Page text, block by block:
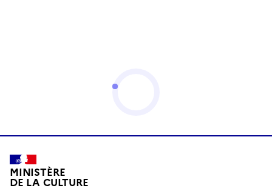
MINISTÈRE
DE LA CULTURE